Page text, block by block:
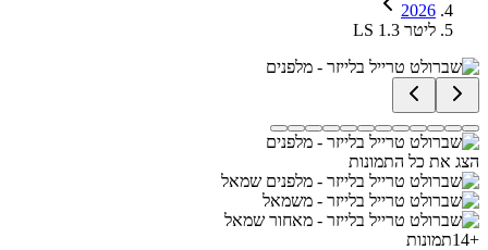
2026
LS 1.3 ליטר
הצג את כל התמונות
+
14תמונות